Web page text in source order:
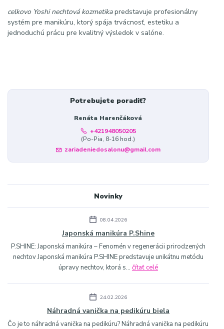
celkovo Yoshi nechtová kozmetikapredstavuje profesionálny
systém pre manikúru, ktorý spája trvácnosť, estetiku a
jednoduchú prácu pre kvalitný výsledok v salóne.
Potrebujete poradiť?
Renáta Harenčáková
+421948050205
(Po-Pia, 8-16 hod.)
zariadeniedosalonu@gmail.com
Novinky
08.04.2026
Japonská manikúra P.Shine
P.SHINE: Japonská manikúra – Fenomén v regenerácii prirodzených
nechtov Japonská manikúra P.SHINE predstavuje unikátnu metódu
úpravy nechtov, ktorá s... čítať celé
24.02.2026
Náhradná vanička na pedikúru biela
Čo je to náhradná vanička na pedikúru? Náhradná vanička na pedikúru